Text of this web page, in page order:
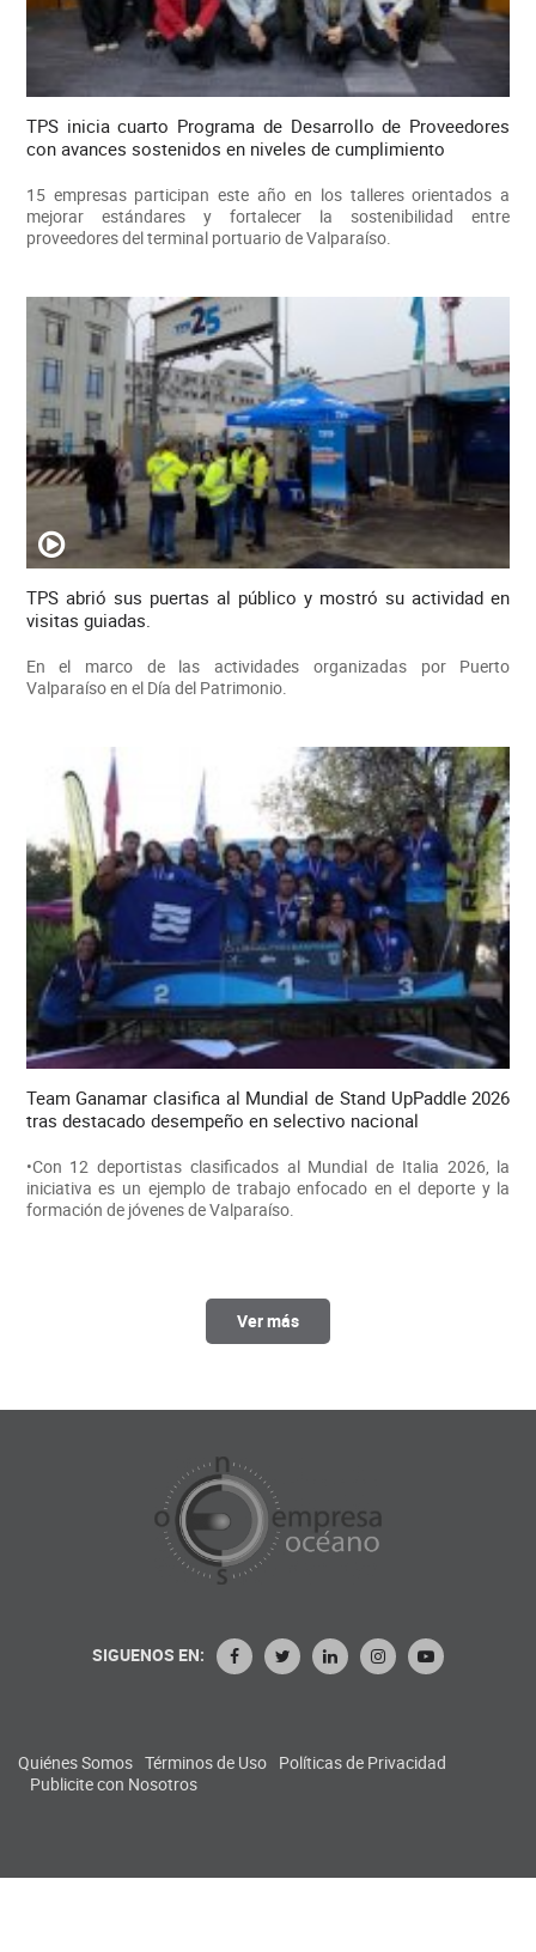
TPS inicia cuarto Programa de Desarrollo de Proveedores
con avances sostenidos en niveles de cumplimiento
15 empresas participan este año en los talleres orientados a
mejorar estándares y fortalecer la sostenibilidad entre
proveedores del terminal portuario de Valparaíso.
TPS abrió sus puertas al público y mostró su actividad en
visitas guiadas.
En el marco de las actividades organizadas por Puerto
Valparaíso en el Día del Patrimonio.
Team Ganamar clasifica al Mundial de Stand UpPaddle 2026
tras destacado desempeño en selectivo nacional
•Con 12 deportistas clasificados al Mundial de Italia 2026, la
iniciativa es un ejemplo de trabajo enfocado en el deporte y la
formación de jóvenes de Valparaíso.
Ver más
SIGUENOS EN:
Quiénes Somos Términos de Uso Políticas de Privacidad
Publicite con Nosotros